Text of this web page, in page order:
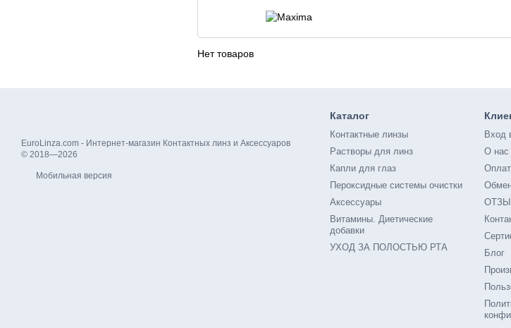
Нет товаров
EuroLinza.com - Интернет-магазин Контактных линз и Аксессуаров
© 2018—2026
Мобильная версия
Каталог
Контактные линзы
Растворы для линз
Капли для глаз
Пероксидные системы очистки
Аксессуары
Витамины. Диетические
добавки
УХОД ЗА ПОЛОСТЬЮ РТА
Вход
О нас
Блог